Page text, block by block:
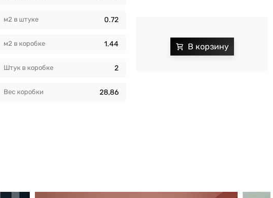
м2 в штуке 0.72
м2 в коробкe 1.44
Штук в коробкe 2
Вес коробки 28,86